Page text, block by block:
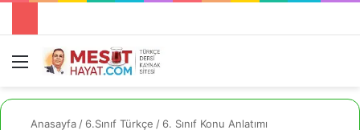
Menü
Anasayfa / 6.Sınıf Türkçe / 6. Sınıf Konu Anlatımı